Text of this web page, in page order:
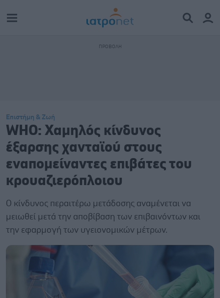
Επιστήμη & Ζωή
WHO: Χαμηλός κίνδυνος
έξαρσης χανταϊού στους
εναπομείναντες επιβάτες του
κρουαζιερόπλοιου
Ο κίνδυνος περαιτέρω μετάδοσης αναμένεται να
μειωθεί μετά την αποβίβαση των επιβαινόντων και
την εφαρμογή των υγειονομικών μέτρων.